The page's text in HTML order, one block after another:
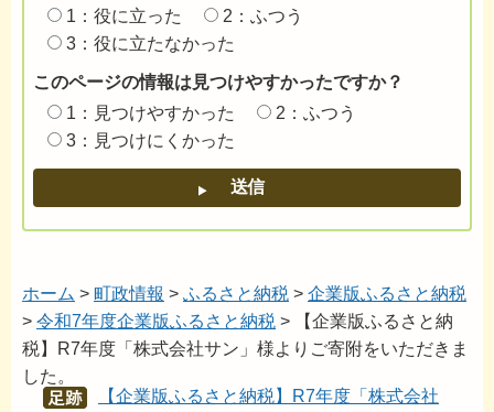
1：役に立った
2：ふつう
3：役に立たなかった
このページの情報は見つけやすかったですか？
1：見つけやすかった
2：ふつう
3：見つけにくかった
ホーム > 町政情報 > ふるさと納税 > 企業版ふるさと納税
> 令和7年度企業版ふるさと納税 > 【企業版ふるさと納
税】R7年度「株式会社サン」様よりご寄附をいただきま
した。
あし
【企業版ふるさと納税】R7年度「株式会社